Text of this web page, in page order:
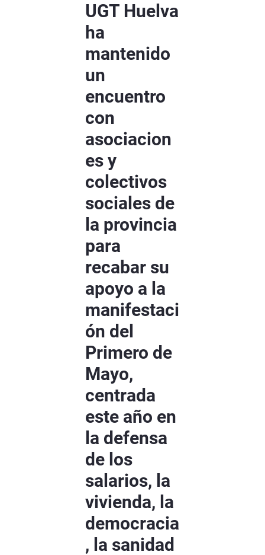
UGT Huelva
ha
mantenido
un
encuentro
con
asociacion
es y
colectivos
sociales de
la provincia
para
recabar su
apoyo a la
manifestaci
ón del
Primero de
Mayo,
centrada
este año en
la defensa
de los
salarios, la
vivienda, la
democracia
, la sanidad